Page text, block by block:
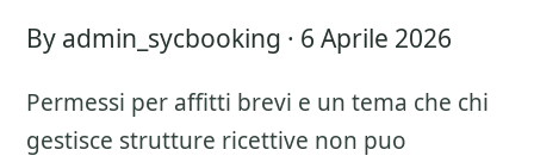
By admin_sycbooking · 6 Aprile 2026
Permessi per affitti brevi e un tema che chi
gestisce strutture ricettive non puo